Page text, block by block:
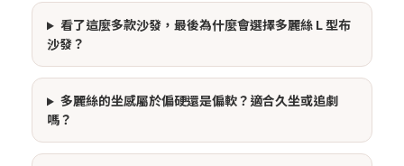
看了這麼多款沙發，最後為什麼會選擇多麗絲 L 型布
沙發？
多麗絲的坐感屬於偏硬還是偏軟？適合久坐或追劇
嗎？